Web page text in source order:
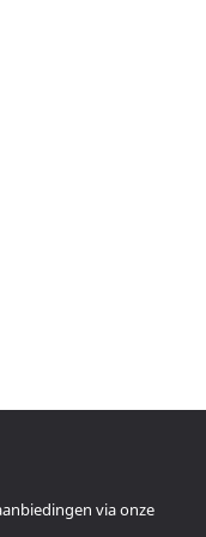
via onze